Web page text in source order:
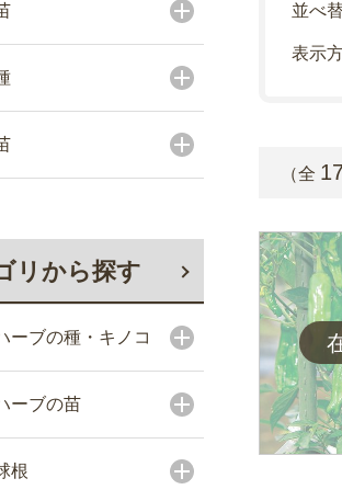
リから探す
ーブの種・キノコ
ーブの苗
根
並べ
表示
（全